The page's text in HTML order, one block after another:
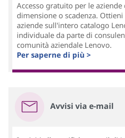
Accesso gratuito per le aziende
dimensione o scadenza.
aziende sull'intero catalogo
individuale da parte di
comunità aziendale Lenovo.
Per saperne di più >
Avvisi via e-mail